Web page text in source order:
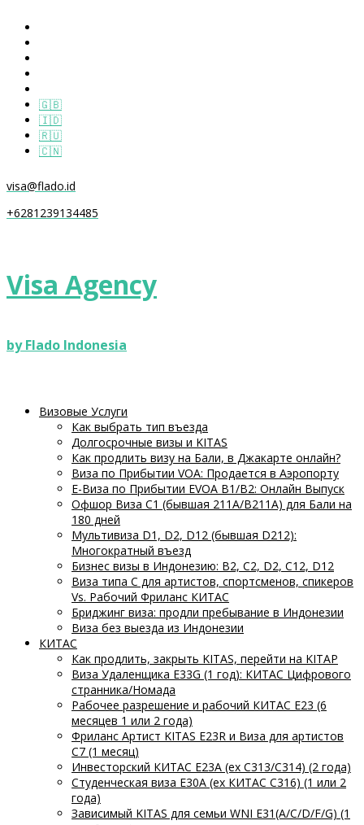
🇬🇧
🇮🇩
🇷🇺
🇨🇳
visa@flado.id
+6281239134485
Visa Agency
by Flado Indonesia
Визовые Услуги
Как выбрать тип въезда
Долгосрочные визы и KITAS
Как продлить визу на Бали, в Джакарте онлайн?
Виза по Прибытии VOA: Продается в Аэропорту
E-Виза по Прибытии EVOA B1/B2: Онлайн Выпуск
Офшор Виза C1 (бывшая 211A/B211A) для Бали на
180 дней
Мультивиза D1, D2, D12 (бывшая D212):
Многократный въезд
Бизнес визы в Индонезию: B2, C2, D2, C12, D12
Виза типа C для артистов, спортсменов, спикеров
Vs. Рабочий Фриланс КИТАС
Бриджинг виза: продли пребывание в Индонезии
Виза без выезда из Индонезии
КИТАС
Как продлить, закрыть KITAS, перейти на KITAP
Виза Удаленщика E33G (1 год): КИТАС Цифрового
странника/Номада
Рабочее разрешение и рабочий КИТАС E23 (6
месяцев 1 или 2 года)
Фриланс Артист KITAS E23R и Виза для артистов
C7 (1 месяц)
Инвесторский КИТАС E23A (ex C313/C314) (2 года)
Студенческая виза E30A (ex КИТАС C316) (1 или 2
года)
Зависимый KITAS для семьи WNI E31(A/C/D/F/G) (1